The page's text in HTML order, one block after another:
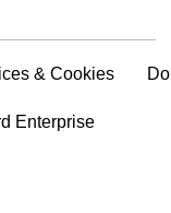
& Cookies
Enterprise